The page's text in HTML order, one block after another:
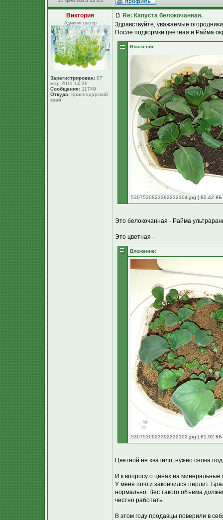
Виктория
Администратор
Зарегистрирован: 07
мар 2011 14:36
Сообщения: 11749
Откуда: Краснодарский
край
Re: Капуста белокочанная.
Здравствуйте, уважаемые
После подкормки цветная и Райма
Вложение:
5307530923392232104.jpg [ 80.42
Это белокочанная - Райма
Это цветная -
Вложение:
5307530923392232102.jpg [ 81.92
Цветной не хватило, нужно снова
И к вопросу о ценах на минеральные
У меня почти закончился перлит.
нормально. Вес такого объёма
честно работать.
В этом году продавцы поверили в